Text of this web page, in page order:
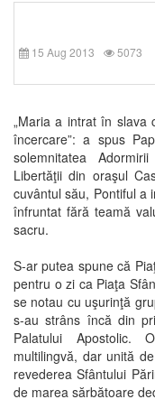
15 Aug 2013 5073
„Maria a intrat în slava
încercare”: a spus
solemnitatea
Libertăţii din oraşul
cuvântul său, Pontiful a
înfruntat fără teamă
sacru.
S-ar putea spune că
pentru o zi ca Piaţa
se notau cu uşurinţă
s-au strâns încă din
Palatului Apostolic.
multilingvă, dar unită
revederea Sfântului
de marea sărbătoare